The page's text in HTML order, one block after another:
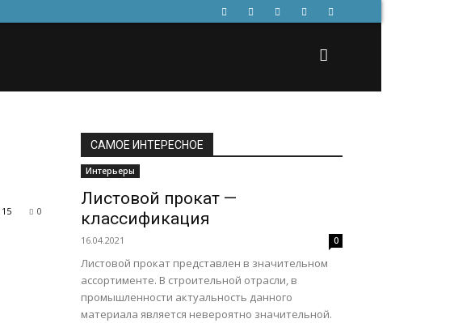
0
САМОЕ ИНТЕРЕСНОЕ
Интерьеры
Листовой прокат —
классификация
16.04.2021 0
Листовой прокат представлен в значительном
ассортименте. В строительной отрасли, в
промышленности актуальность данного
материала является невероятно значительной.